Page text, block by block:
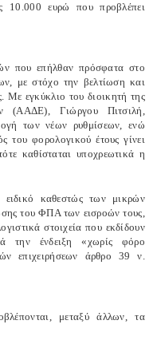
10.000 ευρώ που προβλέπει
που επήλθαν πρόσφατα στο
με στόχο την βελτίωση και
Με εγκύκλιο του διοικητή της
(ΑΑΔΕ), Γιώργου Πιτσιλή,
των νέων ρυθμίσεων, ενώ
του φορολογικού έτους γίνει
καθίσταται υποχρεωτικά η
ειδικό καθεστώς των μικρών
του ΦΠΑ των εισροών τους,
στοιχεία που εκδίδουν
την ένδειξη «χωρίς φόρο
επιχειρήσεων άρθρο 39 ν.
μεταξύ άλλων, τα